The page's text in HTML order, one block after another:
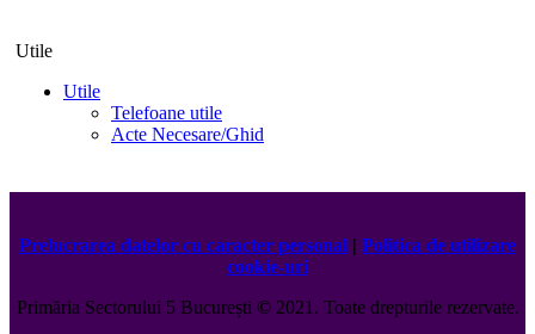
Utile
Utile
Telefoane utile
Acte Necesare/Ghid
Prelucrarea datelor cu caracter personal | Politica de utilizare
cookie-uri
Primăria Sectorului 5 București ©️2021. Toate drepturile rezervate.